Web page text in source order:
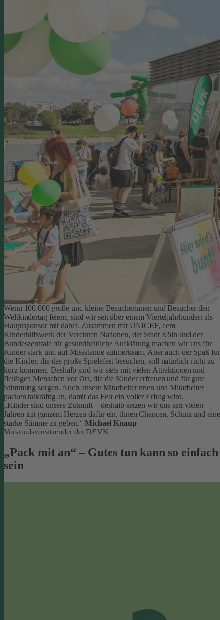
Wenn 100.000 große und kleine Besucherinnen und Besucher den
Weltkindertag feiern, sind wir seit über einem Vierteljahrhundert als
Hauptsponsor mit dabei. Zusammen mit UNICEF, dem
Kinderhilfswerk der Vereinten Nationen, der Stadt Köln und der
Bundeszentrale für gesundheitliche Aufklärung machen wir uns für
Kinder stark und auf Missstände aufmerksam. Aber auch der Spaß für
die Kinder, die das große Spielefest besuchen, soll natürlich nicht zu
kurz kommen. Deshalb sind wir stets mit vielen Attraktionen und
fleißigen Menschen vor Ort, die die Kinder erfreuen und für gute
Stimmung sorgen. Auch unsere Mitarbeiterinnen und Mitarbeiter
packen tatkräftig an, damit das Fest ein voller Erfolg wird.
„Kinder sind unsere Zukunft – deshalb setzen wir uns seit vielen
Jahren mit ganzem Herzen dafür ein, ihnen Chancen, Schutz und eine
starke Stimme zu geben.“ Michael Knaup
Vorstandsvorsitzender der DEVK
„Pack mit an“ – Gutes tun kann so einfach
sein